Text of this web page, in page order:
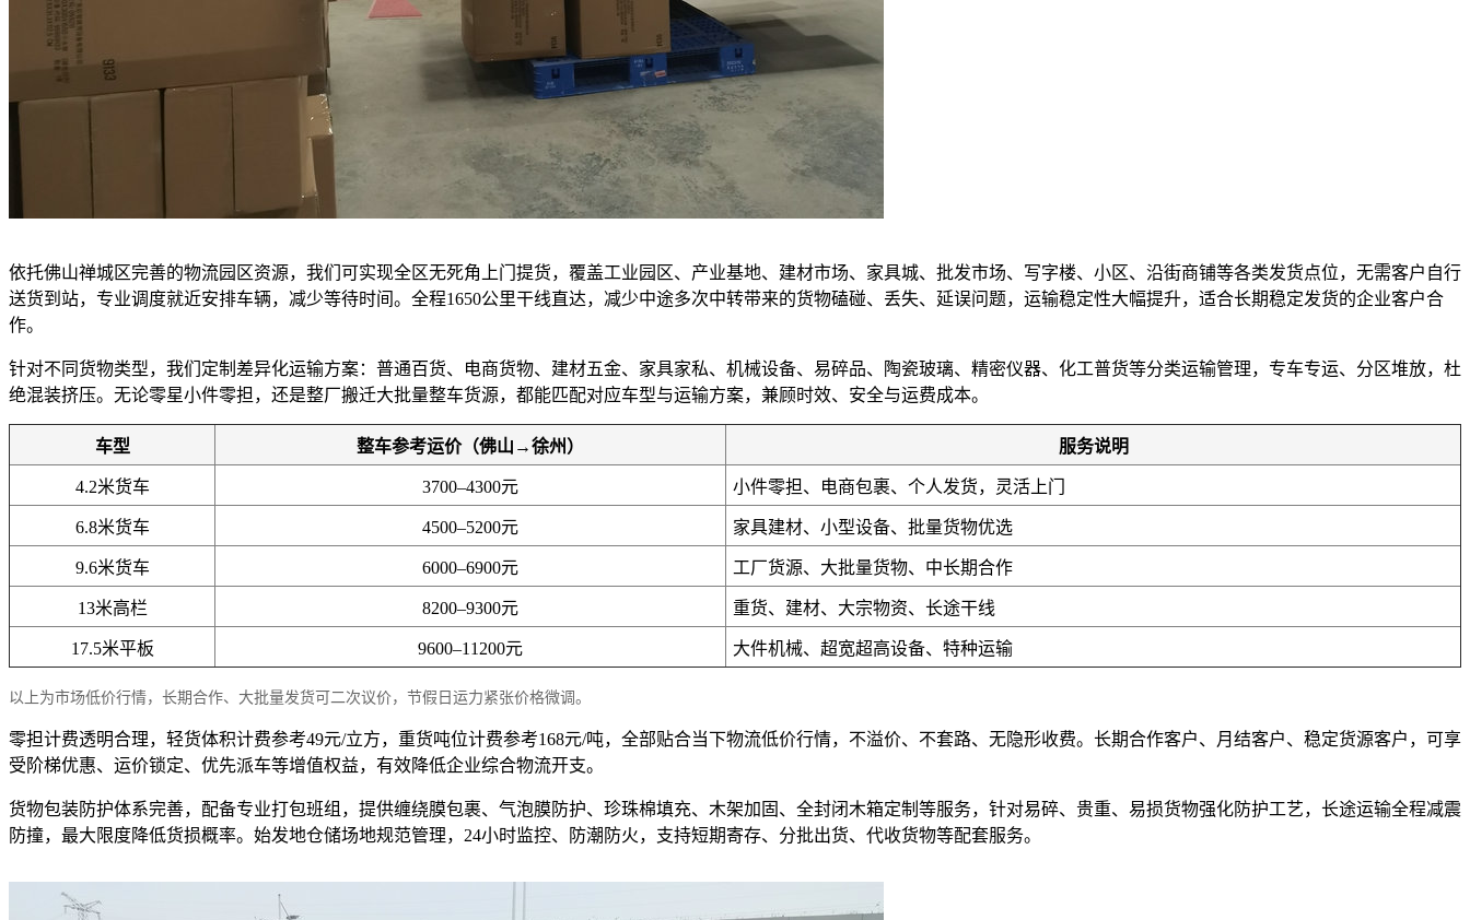
依托佛山禅城区完善的物流园区资源，我们可实现全区无死角上门提货，覆盖工业园区、产业基地、建材市场、家具城、批发市场、写字楼、小区、沿街商铺等各类发货点位，无需客户自行
送货到站，专业调度就近安排车辆，减少等待时间。全程1650公里干线直达，减少中途多次中转带来的货物磕碰、丢失、延误问题，运输稳定性大幅提升，适合长期稳定发货的企业客户合
作。
针对不同货物类型，我们定制差异化运输方案：普通百货、电商货物、建材五金、家具家私、机械设备、易碎品、陶瓷玻璃、精密仪器、化工普货等分类运输管理，专车专运、分区堆放，杜
绝混装挤压。无论零星小件零担，还是整厂搬迁大批量整车货源，都能匹配对应车型与运输方案，兼顾时效、安全与运费成本。
车型 整车参考运价（佛山→徐州） 服务说明
4.2米货车 3700–4300元 小件零担、电商包裹、个人发货，灵活上门
6.8米货车 4500–5200元 家具建材、小型设备、批量货物优选
9.6米货车 6000–6900元 工厂货源、大批量货物、中长期合作
13米高栏 8200–9300元 重货、建材、大宗物资、长途干线
17.5米平板 9600–11200元 大件机械、超宽超高设备、特种运输
以上为市场低价行情，长期合作、大批量发货可二次议价，节假日运力紧张价格微调。
零担计费透明合理，轻货体积计费参考49元/立方，重货吨位计费参考168元/吨，全部贴合当下物流低价行情，不溢价、不套路、无隐形收费。长期合作客户、月结客户、稳定货源客户，可享
受阶梯优惠、运价锁定、优先派车等增值权益，有效降低企业综合物流开支。
货物包装防护体系完善，配备专业打包班组，提供缠绕膜包裹、气泡膜防护、珍珠棉填充、木架加固、全封闭木箱定制等服务，针对易碎、贵重、易损货物强化防护工艺，长途运输全程减震
防撞，最大限度降低货损概率。始发地仓储场地规范管理，24小时监控、防潮防火，支持短期寄存、分批出货、代收货物等配套服务。